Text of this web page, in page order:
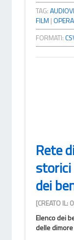
TAG:
FILM |
FORMATI:
Rete
storici
dei
[CREATO
Elenco dei
delle